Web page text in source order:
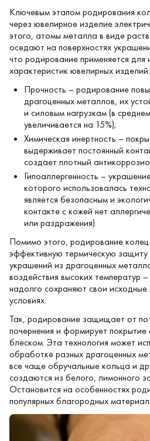
Ключевым этапом родирования
через ювелирное изделие
этого, атомы металла в виде
оседают на поверхностях
что родирование применяется
характеристик ювелирных изделий:
Прочность – родирование
драгоценных металлов, их
и силовым нагрузкам (в
увеличивается на 15%);
Химическая инертность –
выдерживает постоянный
создает плотный
Гипоаллергенность –
которого использовалась
является безопасным и
контакте с кожей нет
или раздражения).
Помимо этого, родирование
эффективную термическую защиту
украшений из драгоценных
воздействия высоких температур
надолго сохраняют свои
условиях.
Так, родирование защищает от
почернения и формирует покрытие
блеском. Эта технология может
обработке разных драгоценных
все чаще обручальные кольца и
создаются из белого, лимонного
Остановится на особенностях
популярных благородных